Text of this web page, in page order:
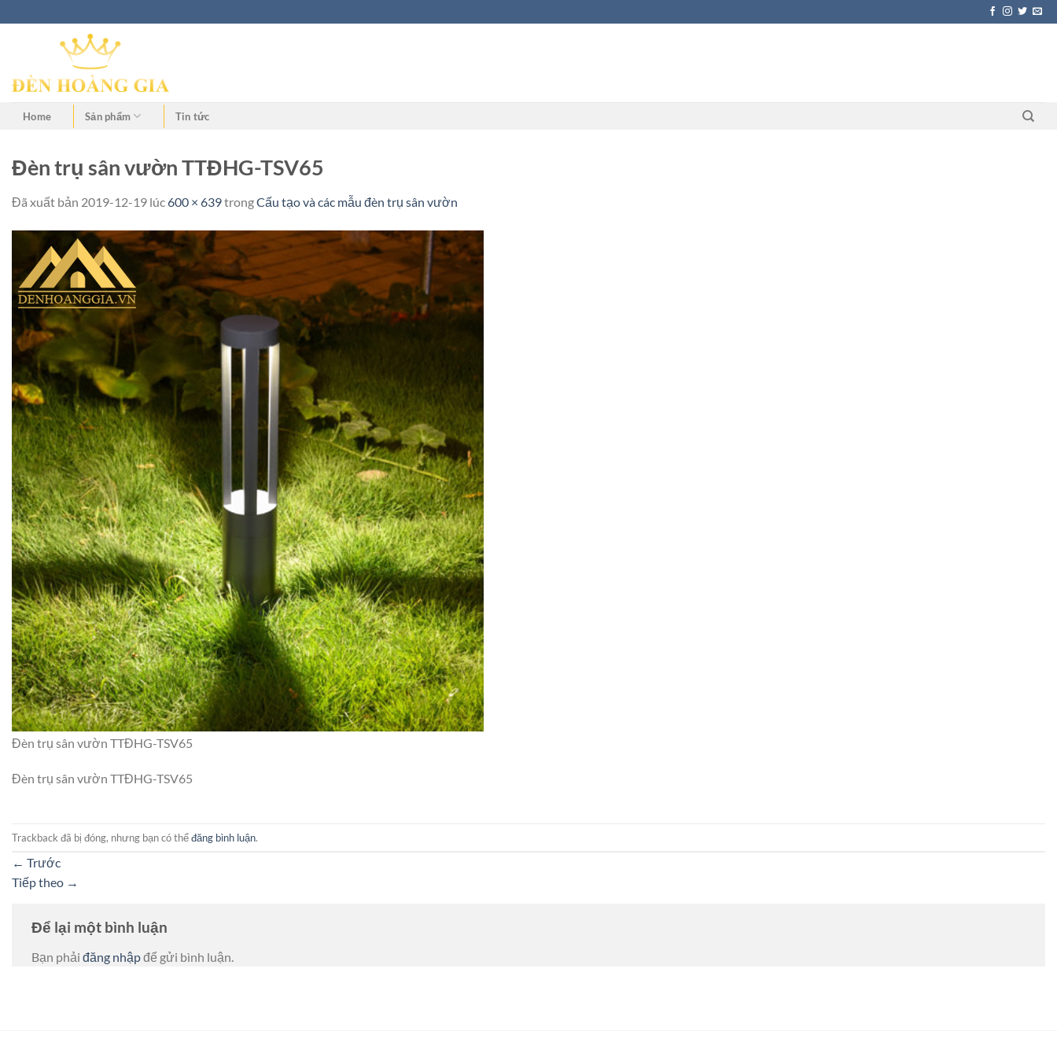
Home Sản phẩm Tin tức
Đèn trụ sân vườn TTĐHG-TSV65
Đã xuất bản 2019-12-19 lúc600 × 639trongCấu tạo và các mẫu đèn trụ sân vườn
Đèn trụ sân vườn TTĐHG-TSV65
Đèn trụ sân vườn TTĐHG-TSV65
Trackback đã bị đóng, nhưng bạn có thểđăng bình luận.
← Trước
Tiếp theo →
Để lại một bình luận
Bạn phải đăng nhậpđể gửi bình luận.